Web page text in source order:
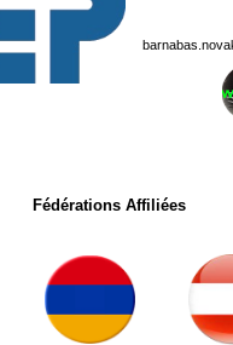
Fédérations Affiliées